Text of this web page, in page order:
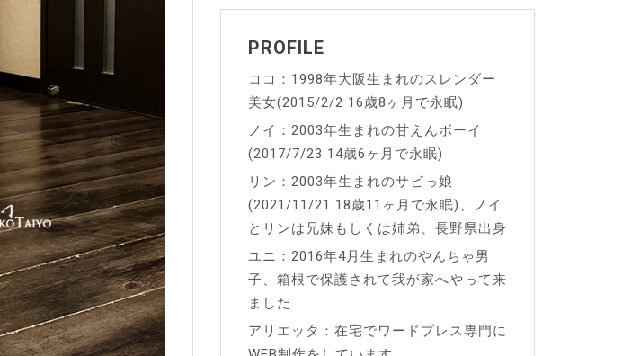
PROFILE
ココ：1998年大阪生まれのスレンダー
美女(2015/2/2 16歳8ヶ月で永眠)
ノイ：2003年生まれの甘えんボーイ
(2017/7/23 14歳6ヶ月で永眠)
リン：2003年生まれのサビっ娘
(2021/11/21 18歳11ヶ月で永眠)、ノイ
とリンは兄妹もしくは姉弟、長野県出身
ユニ：2016年4月生まれのやんちゃ男
子、箱根で保護されて我が家へやって来
ました
アリエッタ：在宅でワードプレス専門に